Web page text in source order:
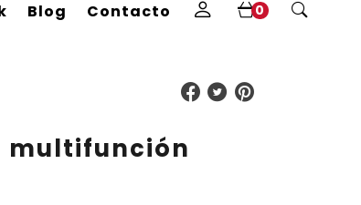
Blog Contacto 0
multifunción